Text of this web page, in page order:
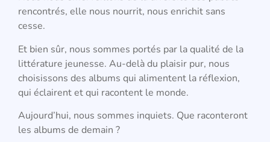
rencontrés, elle nous nourrit, nous enrichit sans
cesse.
Et bien sûr, nous sommes portés par la qualité de la
littérature jeunesse. Au-delà du plaisir pur, nous
choisissons des albums qui alimentent la réflexion,
qui éclairent et qui racontent le monde.
Aujourd’hui, nous sommes inquiets. Que raconteront
les albums de demain ?